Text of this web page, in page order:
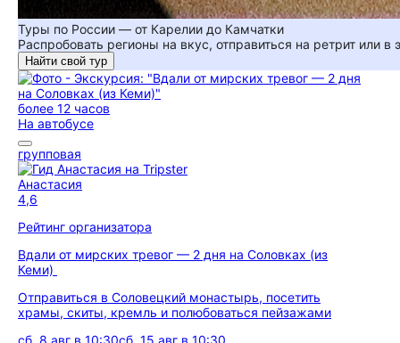
Туры по России — от Карелии до Камчатки
Распробовать регионы на вкус, отправиться на ретрит или в
Найти свой тур
более 12 часов
На автобусе
групповая
Анастасия
4,6
Рейтинг организатора
Вдали от мирских тревог — 2 дня на Соловках (из
Кеми)
Отправиться в Соловецкий монастырь, посетить
храмы, скиты, кремль и полюбоваться пейзажами
сб, 8 авг в 10:30сб, 15 авг в 10:30